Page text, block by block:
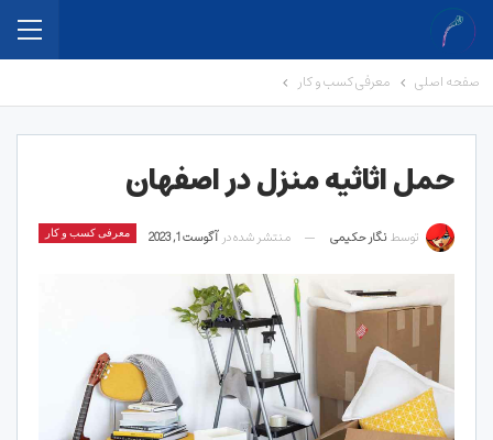
صفحه اصلی معرفی کسب و کار
حمل اثاثیه منزل در اصفهان
معرفی کسب و کار توسط نگار حکیمی منتشر شده در آگوست 1, 2023